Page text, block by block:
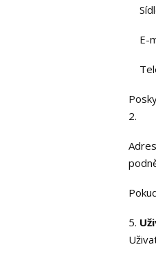
E-
2.
5.